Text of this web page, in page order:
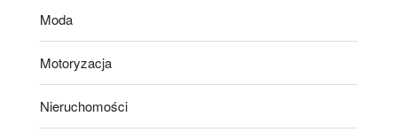
Moda
Motoryzacja
Nieruchomości